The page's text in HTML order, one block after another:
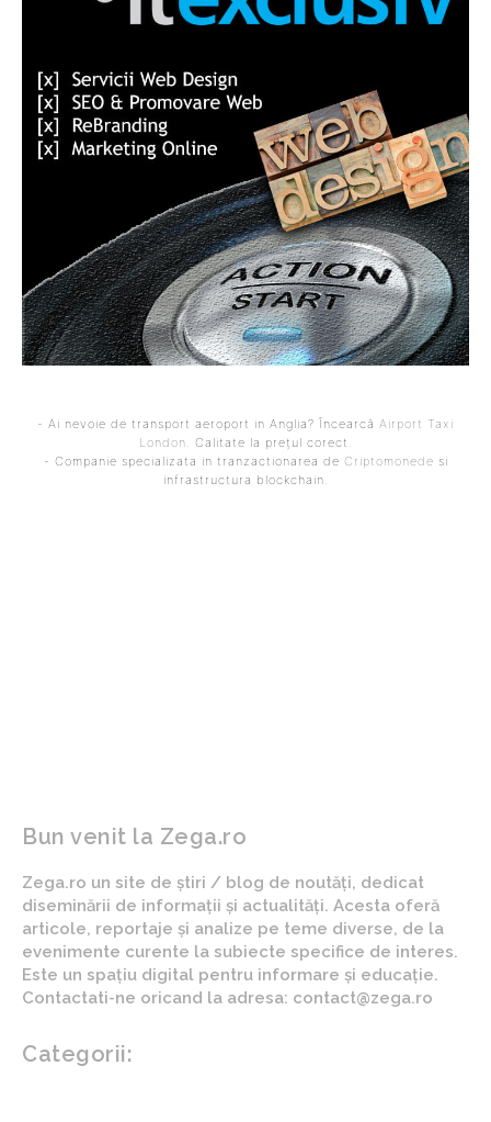
- Ai nevoie de transport aeroport in Anglia? Încearcă Airport Taxi
London . Calitate la prețul corect.
- Companie specializata in tranzactionarea de Criptomonede si
infrastructura blockchain.
Bun venit la Zega.ro
Zega.ro un site de știri / blog de noutăți, dedicat
diseminării de informații și actualități. Acesta oferă
articole, reportaje și analize pe teme diverse, de la
evenimente curente la subiecte specifice de interes.
Este un spațiu digital pentru informare și educație.
Contactati-ne oricand la adresa: contact@zega.ro
Categorii: